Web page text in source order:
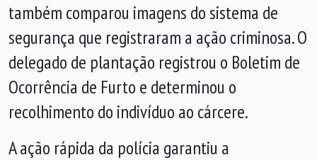
também comparou imagens do sistema de
segurança que registraram a ação criminosa. O
delegado de plantação registrou o Boletim de
Ocorrência de Furto e determinou o
recolhimento do indivíduo ao cárcere.
A ação rápida da polícia garantiu a